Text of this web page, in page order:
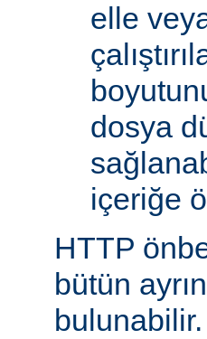
elle
dosya
içeriğe
HTTP
bütün
bulunabilir.